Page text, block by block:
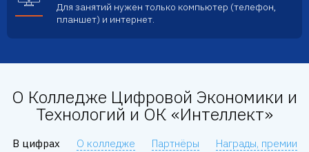
Для занятий нужен только компьютер (телефон,
планшет) и интернет.
О Колледже Цифровой Экономики и
Технологий и ОК «Интеллект»
В цифрах О колледже Партнёры
Награды, премии